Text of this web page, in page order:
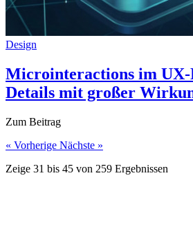
Design
Microinteractions im UX-
Details mit großer
Zum Beitrag
« Vorherige Nächste »
Zeige 31 bis 45 von 259 Ergebnissen